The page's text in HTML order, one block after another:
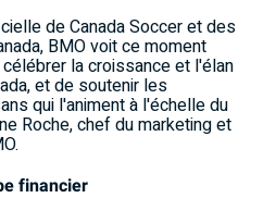
de Canada Soccer et des
BMO voit ce moment
la croissance et l'élan
et de soutenir les
qui l'animent à l'échelle du
Roche, chef du marketing et
financier